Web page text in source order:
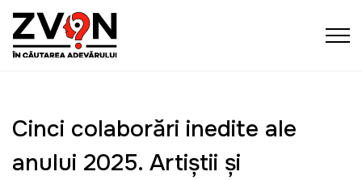
Cinci colaborări inedite ale
anului 2025. Artiștii și